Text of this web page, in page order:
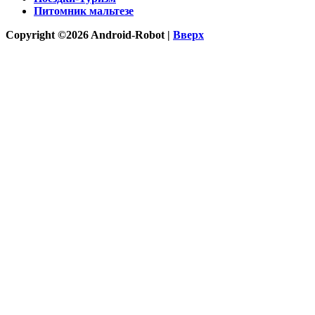
Питомник мальтезе
Copyright ©2026 Android-Robot | Вверх